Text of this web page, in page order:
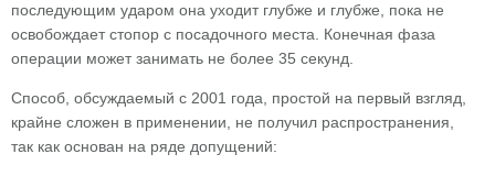
последующим ударом она уходит глубже и глубже, пока не
освобождает стопор с посадочного места. Конечная фаза
операции может занимать не более 35 секунд.
Способ, обсуждаемый с 2001 года, простой на первый взгляд,
крайне сложен в применении, не получил распространения,
так как основан на ряде допущений: